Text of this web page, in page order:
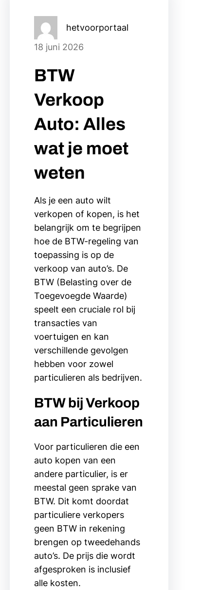
hetvoorportaal
18 juni 2026
BTW
Verkoop
Auto: Alles
wat je moet
weten
Als je een auto wilt
verkopen of kopen, is het
belangrijk om te begrijpen
hoe de BTW-regeling van
toepassing is op de
verkoop van auto’s. De
BTW (Belasting over de
Toegevoegde Waarde)
speelt een cruciale rol bij
transacties van
voertuigen en kan
verschillende gevolgen
hebben voor zowel
particulieren als bedrijven.
BTW bij Verkoop
aan Particulieren
Voor particulieren die een
auto kopen van een
andere particulier, is er
meestal geen sprake van
BTW. Dit komt doordat
particuliere verkopers
geen BTW in rekening
brengen op tweedehands
auto’s. De prijs die wordt
afgesproken is inclusief
alle kosten.